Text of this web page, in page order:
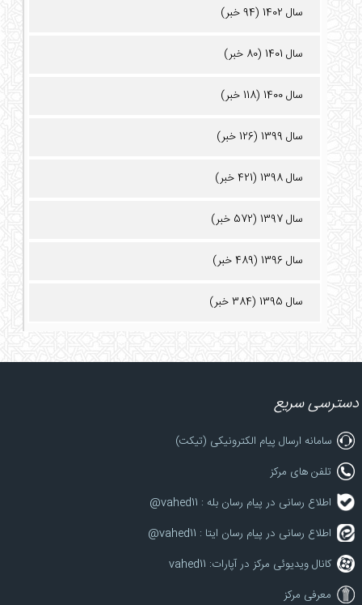
سال 1402 (94 خبر)
سال 1401 (80 خبر)
سال 1400 (118 خبر)
سال 1399 (126 خبر)
سال 1398 (421 خبر)
سال 1397 (572 خبر)
سال 1396 (489 خبر)
سال 1395 (384 خبر)
دسترسی سریع
سامانه ارسال پیام الکترونیکی (تیکت)
تلفن های مرکز
اطلاع رسانی در پیام رسان بله : vahed11@
اطلاع رسانی در پیام رسان ایتا : vahed11@
کانال ویدیوئی مرکز در آپارات: vahed11
معرفی مرکز